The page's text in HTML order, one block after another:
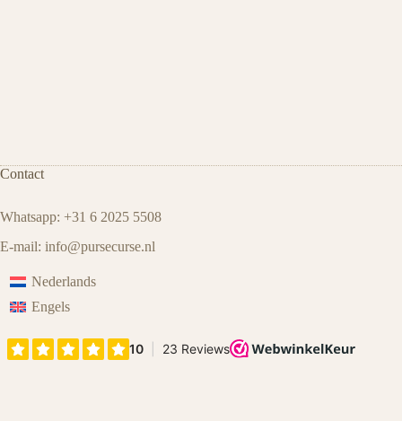
Contact
Whatsapp: +31 6 2025 5508
E-mail: info@pursecurse.nl
Nederlands
Engels